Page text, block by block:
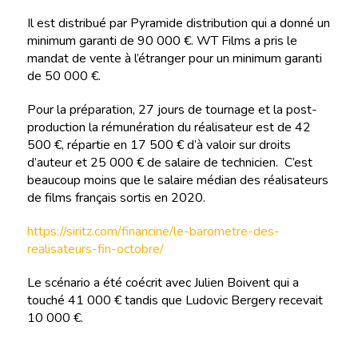
Il est distribué par Pyramide distribution qui a donné un
minimum garanti de 90 000 €. WT Films a pris le
mandat de vente à l’étranger pour un minimum garanti
de 50 000 €.
Pour la préparation, 27 jours de tournage et la post-
production la rémunération du réalisateur est de 42
500 €, répartie en 17 500 € d’à valoir sur droits
d’auteur et 25 000 € de salaire de technicien. C’est
beaucoup moins que le salaire médian des réalisateurs
de films français sortis en 2020.
https://siritz.com/financine/le-barometre-des-
realisateurs-fin-octobre/
Le scénario a été coécrit avec Julien Boivent qui a
touché 41 000 € tandis que Ludovic Bergery recevait
10 000 €.